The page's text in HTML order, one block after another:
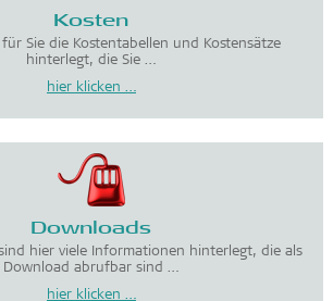
Kosten
Sie die Kostentabellen und Kostensätze
hinterlegt, die Sie …
hier klicken …
Downloads
hier viele Informationen hinterlegt, die als
Download abrufbar sind …
hier klicken …